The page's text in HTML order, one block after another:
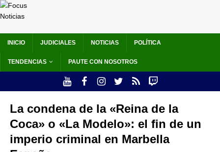
INICIO JUDICIALES NOTICIAS POLÍTICA
TENDENCIAS PAUTE CON NOSOTROS
La condena de la «Reina de la
Coca» o «La Modelo»: el fin de un
imperio criminal en Marbella